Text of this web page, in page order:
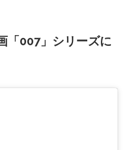
「007」シリーズに